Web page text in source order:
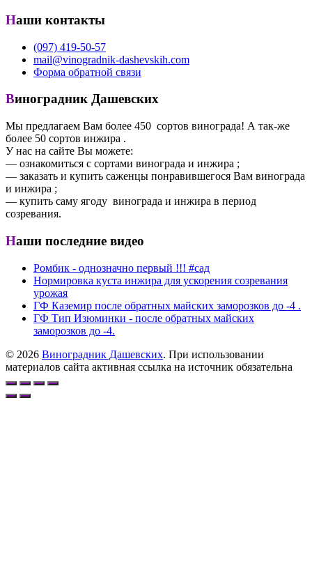
Наши контакты
(097) 419-50-57
mail@vinogradnik-dashevskih.com
Форма обратной связи
Виноградник Дашевских
Мы предлагаем Вам более 450 сортов винограда! А так-же
более 50 сортов инжира .
У нас на сайте Вы можете:
— ознакомиться с сортами винограда и инжира ;
— заказать и купить саженцы понравившегося Вам винограда
и инжира ;
— купить саму ягоду винограда и инжира в период
созревания.
Наши последние видео
Ромбик - однозначно первый !!! #сад
Нормировка куста инжира для ускорения созревания
урожая
ГФ Каземир после обратных майских заморозков до -4 .
ГФ Тип Изюминки - после обратных майских
заморозков до -4.
© 2026 Виноградник Дашевских. При использовании
материалов сайта активная ссылка на источник обязательна